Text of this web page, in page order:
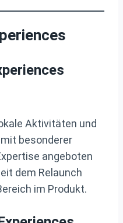
Aktivitäten und
besonderer
angeboten
dem Relaunch
im Produkt.